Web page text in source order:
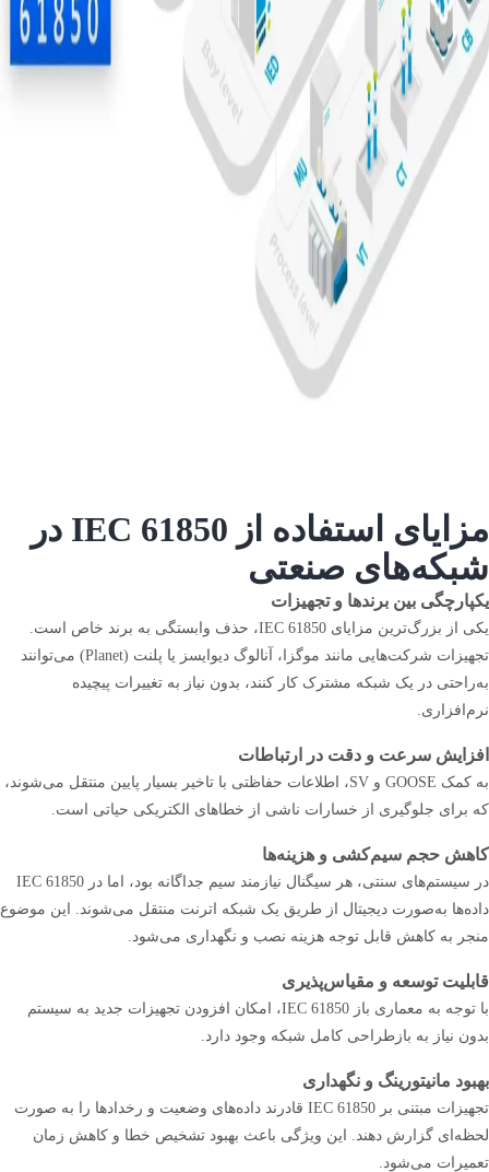
مزایای استفاده از IEC 61850 در
شبکه‌های صنعتی
یکپارچگی بین برندها و تجهیزات
یکی از بزرگ‌ترین مزایای IEC 61850، حذف وابستگی به برند خاص است.
تجهیزات شرکت‌هایی مانند موگزا، آنالوگ دیوایسز یا پلنت (Planet) می‌توانند
به‌راحتی در یک شبکه مشترک کار کنند، بدون نیاز به تغییرات پیچیده
نرم‌افزاری.
افزایش سرعت و دقت در ارتباطات
به کمک GOOSE و SV، اطلاعات حفاظتی با تاخیر بسیار پایین منتقل می‌شوند،
که برای جلوگیری از خسارات ناشی از خطاهای الکتریکی حیاتی است.
کاهش حجم سیم‌کشی و هزینه‌ها
در سیستم‌های سنتی، هر سیگنال نیازمند سیم جداگانه بود، اما در IEC 61850
داده‌ها به‌صورت دیجیتال از طریق یک شبکه اترنت منتقل می‌شوند. این موضوع
منجر به کاهش قابل توجه هزینه نصب و نگهداری می‌شود.
قابلیت توسعه و مقیاس‌پذیری
با توجه به معماری باز IEC 61850، امکان افزودن تجهیزات جدید به سیستم
بدون نیاز به بازطراحی کامل شبکه وجود دارد.
بهبود مانیتورینگ و نگهداری
تجهیزات مبتنی بر IEC 61850 قادرند داده‌های وضعیت و رخدادها را به صورت
لحظه‌ای گزارش دهند. این ویژگی باعث بهبود تشخیص خطا و کاهش زمان
تعمیرات می‌شود.